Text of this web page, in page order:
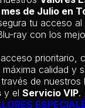
[Criterion
Subtitulado
de Julio en
tu acceso al
ray con los
prioritario,
máxima calidad y
de nuestros
y el Servicio VIP.